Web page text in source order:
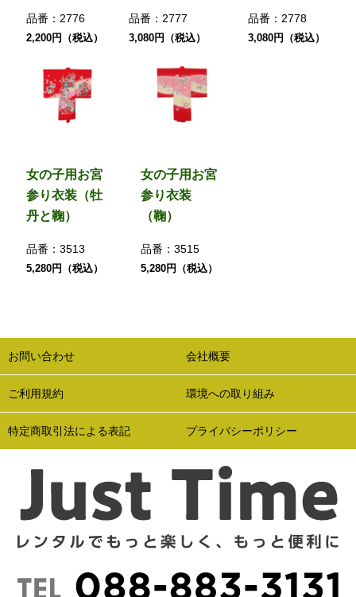
品番： 2776
2,200円（税込）
品番： 2777
3,080円（税込）
品番： 2778
3,080円（税込）
女の子用お宮
参り衣装（牡
丹と鞠）
品番： 3513
5,280円（税込）
女の子用お宮
参り衣装
（鞠）
品番：3515
5,280円（税込）
お問い合わせ 会社概要
ご利用規約 環境への取り組み
特定商取引法による表記 プライバシーポリシー